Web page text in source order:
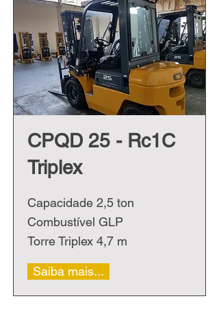
CPQD 25 - Rc1C
Triplex
Capacidade 2,5 ton
Combustível GLP
Torre Triplex 4,7 m
Saiba mais...